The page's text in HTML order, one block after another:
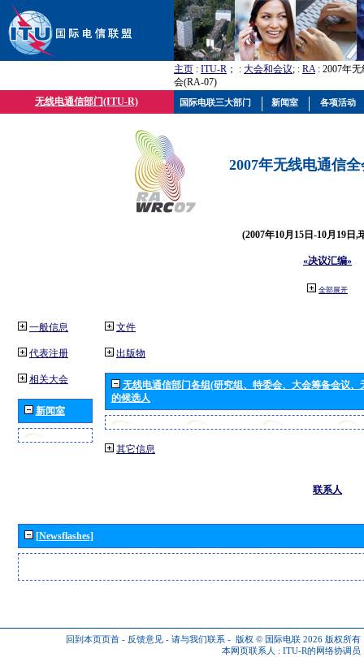
主页 : ITU-R ； : 大会和会议; : RA: 2007年
会(RA-07)
无线电通信部门(ITU-R)
2007年无线电通信
(2007年10月15日-10月19日,
«决议汇编»
全部展开
一般信息
代表注册
相关大会
新闻室
文件
出版物
无线电通信部门各组(研究组、特委会、大会筹备会议
的候选人
其它信息
联系人
[Newsflashes]
回到本页页首 - 反馈意见 - 请与我们联系 - 版权 © 国际电联 2026 版权所有
本网页联系人 : ITU-R的网络协调员
国际电联三大部门 新闻室 各项活动